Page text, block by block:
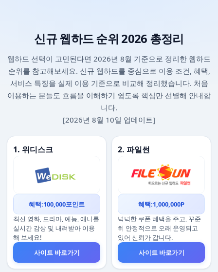
신규 웹하드 순위 2026 총정리
웹하드 선택이 고민된다면 2026년 8월 기준으로 정리한 웹하드
순위를 참고해보세요. 신규 웹하드를 중심으로 이용 조건, 혜택,
서비스 특징을 실제 이용 기준으로 비교해 정리했습니다. 처음
이용하는 분들도 흐름을 이해하기 쉽도록 핵심만 선별해 안내합
니다.
[2026년 8월 10일 업데이트]
1. 위디스크
혜택:100,000포인트
최신 영화, 드라마, 예능, 애니를
실시간 감상 및 내려받아 이용
해 보세요!
사이트 바로가기
2. 파일썬
혜택:1,000,000P
넉넉한 쿠폰 혜택을 주고, 꾸준
히 안정적으로 오래 운영되고
있어 신뢰가 갑니다.
사이트 바로가기